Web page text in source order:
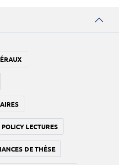
POLICY LECTURES
DE THÈSE